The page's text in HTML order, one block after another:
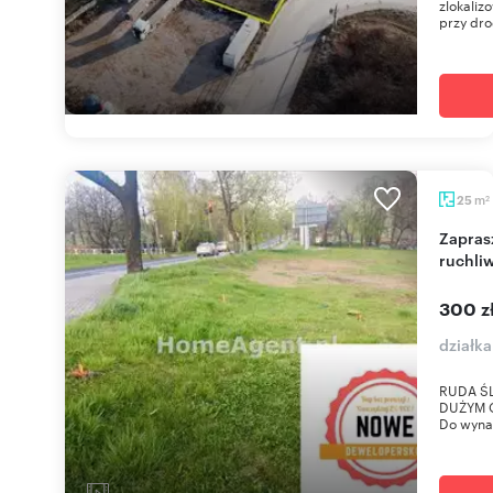
przy
25 m2
Zapraszam do wynajmu działki pod reklamę przy
300
RUDA
DUŻYM
Do